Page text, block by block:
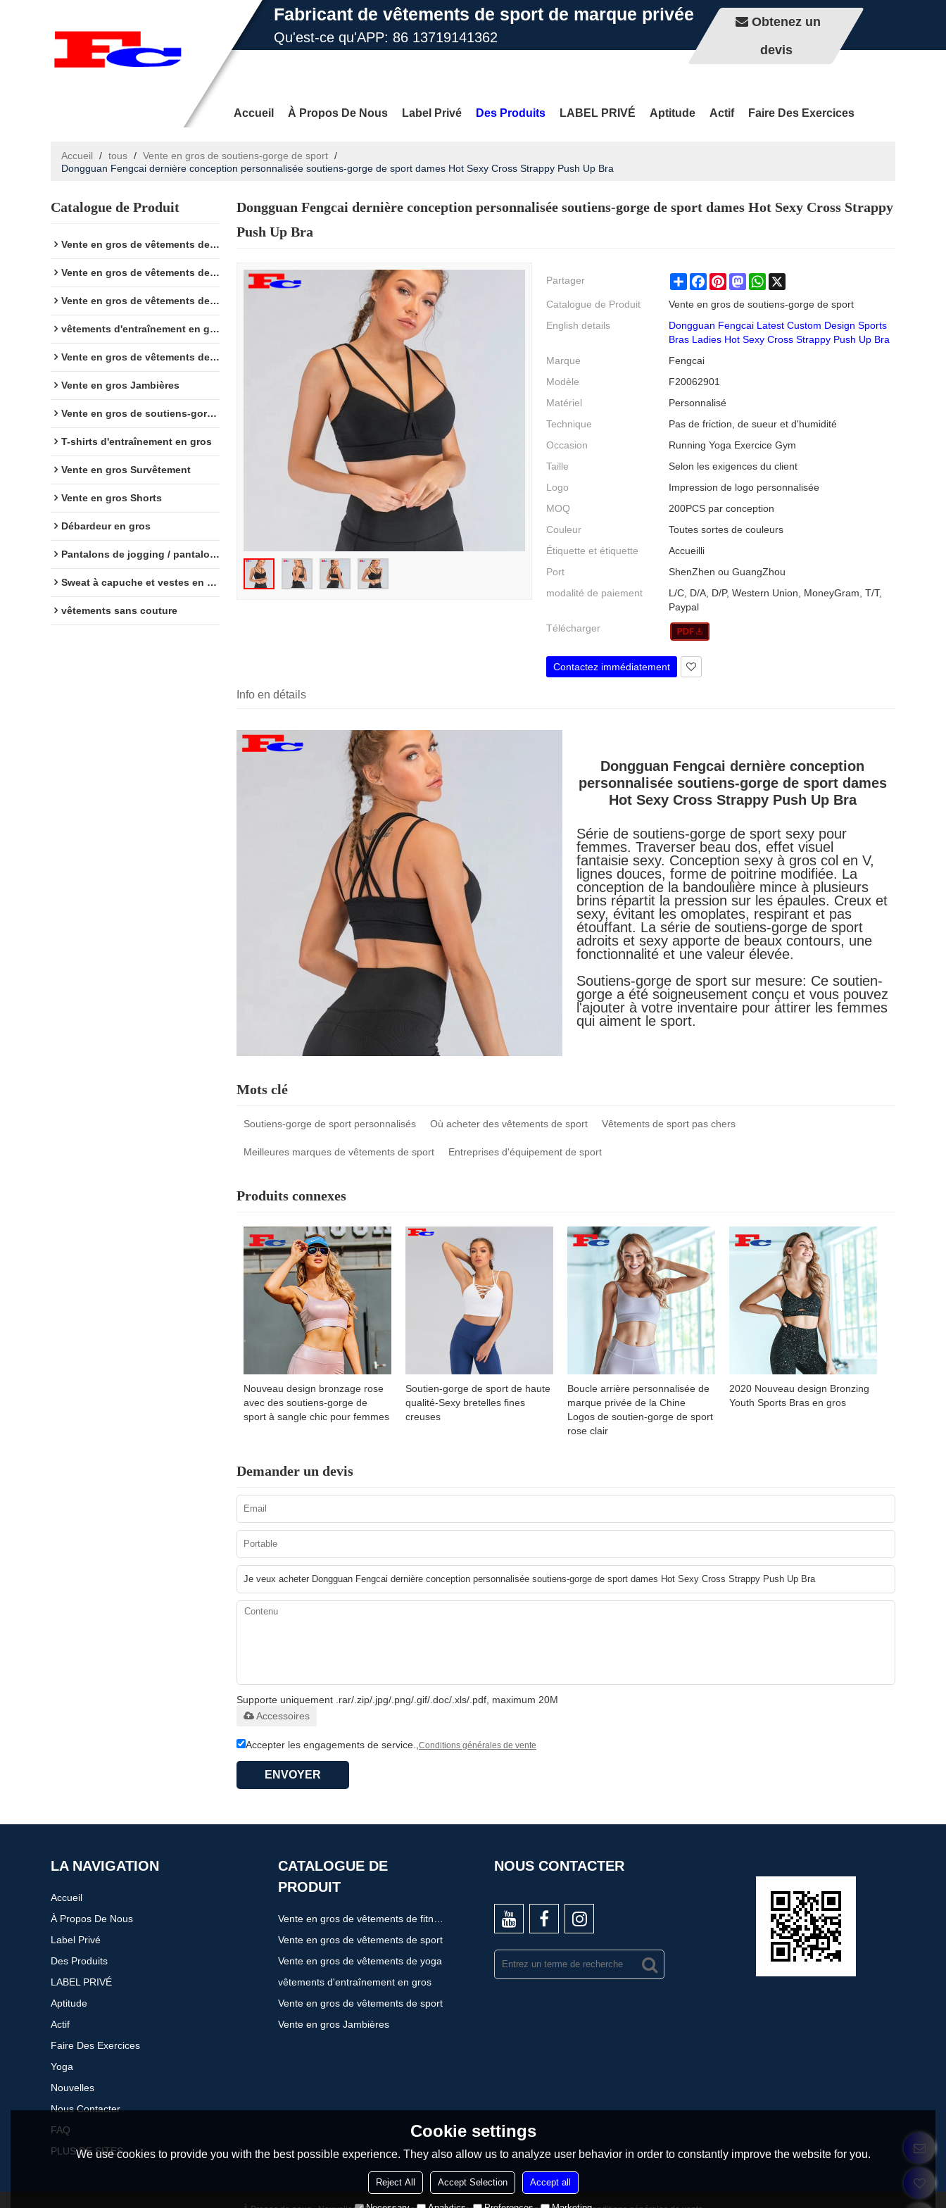
Fabricant de vêtements de sport de marque privée
Qu'est-ce qu'APP: 86 13719141362
Obtenez un
devis
Accueil À Propos De Nous Label Privé Des Produits LABEL PRIVÉ Aptitude Actif Faire Des Exercices
Accueil / tous / Vente en gros de soutiens-gorge de sport /
Dongguan Fengcai dernière conception personnalisée soutiens-gorge de sport dames Hot Sexy Cross Strappy Push Up Bra
Catalogue de Produit
Vente en gros de vêtements de fitness
Vente en gros de vêtements de sport
Vente en gros de vêtements de yoga
vêtements d'entraînement en gros
Vente en gros de vêtements de sport
Vente en gros Jambières
Vente en gros de soutiens-gorge de sport
T-shirts d'entraînement en gros
Vente en gros Survêtement
Vente en gros Shorts
Débardeur en gros
Pantalons de jogging / pantalons de survêtement en gros
Sweat à capuche et vestes en gros
vêtements sans couture
Dongguan Fengcai dernière conception personnalisée soutiens-gorge de sport dames Hot Sexy Cross Strappy
Push Up Bra
Partager ShareFacebookPinterestMastodonWhatsApp
Catalogue de Produit
Vente en gros de soutiens-gorge de sport
English details
Dongguan Fengcai Latest Custom Design Sports
Bras Ladies Hot Sexy Cross Strappy Push Up Bra
Marque
Fengcai
Modèle
F20062901
Matériel
Personnalisé
Technique
Pas de friction, de sueur et d'humidité
Occasion
Running Yoga Exercice Gym
Taille
Selon les exigences du client
Logo
Impression de logo personnalisée
MOQ
200PCS par conception
Couleur
Toutes sortes de couleurs
Étiquette et étiquette
Accueilli
Port
ShenZhen ou GuangZhou
modalité de paiement
L/C, D/A, D/P, Western Union, MoneyGram, T/T,
Paypal
Télécharger
Contactez immédiatement
Info en détails
Dongguan Fengcai dernière conception
personnalisée soutiens-gorge de sport dames
Hot Sexy Cross Strappy Push Up Bra
Série de soutiens-gorge de sport sexy pour
femmes. Traverser beau dos, effet visuel
fantaisie sexy. Conception sexy à gros col en V,
lignes douces, forme de poitrine modifiée. La
conception de la bandoulière mince à plusieurs
brins répartit la pression sur les épaules. Creux et
sexy, évitant les omoplates, respirant et pas
étouffant. La série de soutiens-gorge de sport
adroits et sexy apporte de beaux contours, une
fonctionnalité et une valeur élevée.
Soutiens-gorge de sport sur mesure: Ce soutien-
gorge a été soigneusement conçu et vous pouvez
l'ajouter à votre inventaire pour attirer les femmes
qui aiment le sport.
Mots clé
Soutiens-gorge de sport personnalisés Où acheter des vêtements de sport Vêtements de sport pas chers
Meilleures marques de vêtements de sport Entreprises d'équipement de sport
Produits connexes
Nouveau design bronzage rose
avec des soutiens-gorge de
sport à sangle chic pour femmes
Soutien-gorge de sport de haute
qualité-Sexy bretelles fines
creuses
Boucle arrière personnalisée de
marque privée de la Chine
Logos de soutien-gorge de sport
rose clair
2020 Nouveau design Bronzing
Youth Sports Bras en gros
Demander un devis
Supporte uniquement .rar/.zip/.jpg/.png/.gif/.doc/.xls/.pdf, maximum 20M
Accessoires
Accepter les engagements de service., Conditions générales de vente
ENVOYER
LA NAVIGATION
Accueil
À Propos De Nous
Label Privé
Des Produits
LABEL PRIVÉ
Aptitude
Actif
Faire Des Exercices
Yoga
Nouvelles
Nous Contacter
FAQ
PLUS DE SITES
CATALOGUE DE
PRODUIT
Vente en gros de vêtements de sport
Vente en gros de vêtements de yoga
vêtements d'entraînement en gros
Vente en gros de vêtements de sport
Vente en gros Jambières
NOUS CONTACTER
Cookie settings
We use cookies to provide you with the best possible experience. They also allow us to analyze user behavior in order to constantly improve the website for you.
Reject All Accept Selection Accept all